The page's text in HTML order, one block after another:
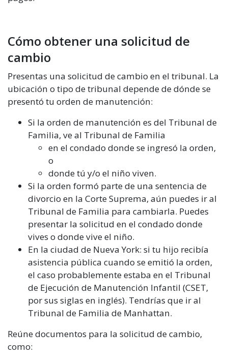
Cómo obtener una solicitud de
cambio
Presentas una solicitud de cambio en el tribunal. La
ubicación o tipo de tribunal depende de dónde se
presentó tu orden de manutención:
Si la orden de manutención es del Tribunal de
Familia, ve al Tribunal de Familia
en el condado donde se ingresó la orden,
o
donde tú y/o el niño viven.
Si la orden formó parte de una sentencia de
divorcio en la Corte Suprema, aún puedes ir al
Tribunal de Familia para cambiarla. Puedes
presentar la solicitud en el condado donde
vives o donde vive el niño.
En la ciudad de Nueva York: si tu hijo recibía
asistencia pública cuando se emitió la orden,
el caso probablemente estaba en el Tribunal
de Ejecución de Manutención Infantil (CSET,
por sus siglas en inglés). Tendrías que ir al
Tribunal de Familia de Manhattan.
Reúne documentos para la solicitud de cambio,
como: